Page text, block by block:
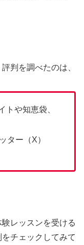
判を調べたのは、
トや知恵袋、
ター（X）
レッスンを受ける
チェックしてみて